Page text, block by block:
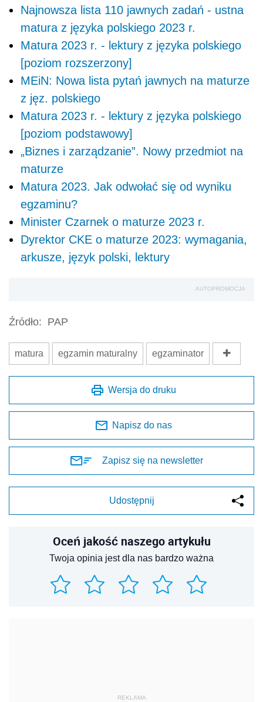
Najnowsza lista 110 jawnych zadań - ustna
matura z języka polskiego 2023 r.
Matura 2023 r. - lektury z języka polskiego
[poziom rozszerzony]
MEiN: Nowa lista pytań jawnych na maturze
z jęz. polskiego
Matura 2023 r. - lektury z języka polskiego
[poziom podstawowy]
„Biznes i zarządzanie”. Nowy przedmiot na
maturze
Matura 2023. Jak odwołać się od wyniku
egzaminu?
Minister Czarnek o maturze 2023 r.
Dyrektor CKE o maturze 2023: wymagania,
arkusze, język polski, lektury
AUTOPROMOCJA
Źródło: PAP
matura egzamin maturalny egzaminator
Wersja do druku
Napisz do nas
Zapisz się na newsletter
Udostępnij
Oceń jakość naszego artykułu
Twoja opinia jest dla nas bardzo ważna
REKLAMA